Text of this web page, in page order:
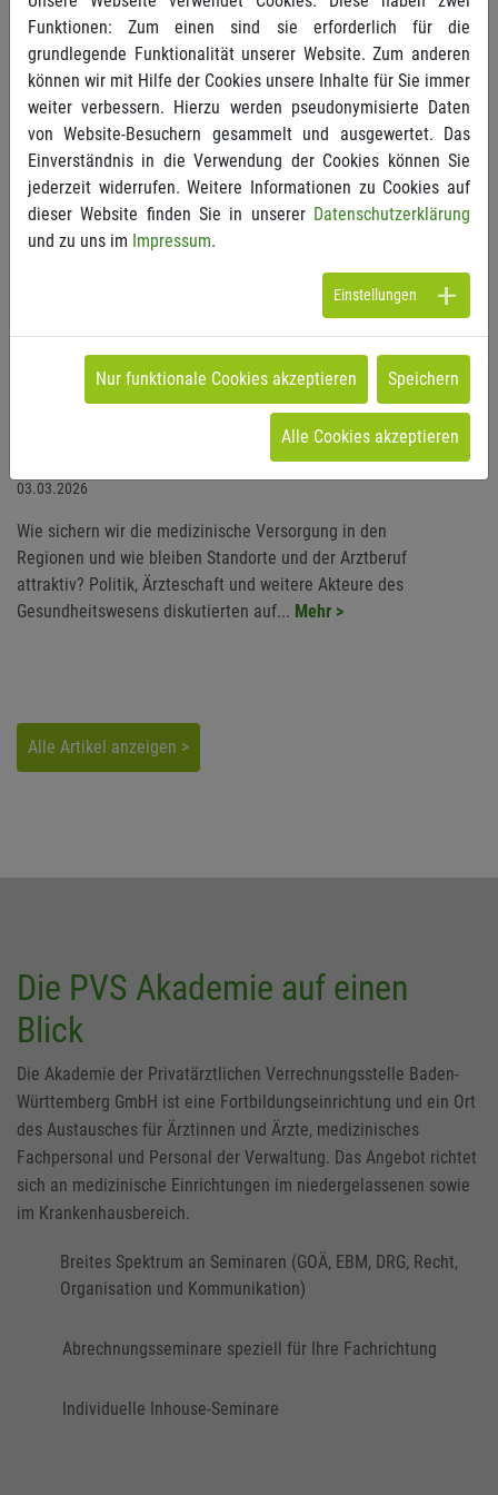
Infoveranstaltung „Die neue GOÄ: Was soll kommen?“
23.03.2026
Nach über 40 Jahren ist nun endlich eine umfassende
Reform der GOÄ greifbar. Der diesjährige 129. Deutsche
Ärztinnen- und Ärztegipfel Südwest
03.03.2026
Wie sichern wir die medizinische Versorgung in den
Regionen und wie bleiben Standorte und der Arztberuf
attraktiv? Politik, Ärzteschaft und weitere Akteure des
Gesundheitswesens diskutierten auf... Mehr >
Alle Artikel anzeigen >
Die PVS Akademie auf einen
Blick
Die Akademie der Privatärztlichen Verrechnungsstelle Baden-
Württemberg GmbH ist eine Fortbildungseinrichtung und ein Ort
des Austausches für Ärztinnen und Ärzte, medizinisches
Fachpersonal und Personal der Verwaltung. Das Angebot richtet
sich an medizinische Einrichtungen im niedergelassenen sowie
im Krankenhausbereich.
Breites Spektrum an Seminaren (GOÄ, EBM, DRG, Recht,
Organisation und Kommunikation)
Abrechnungsseminare speziell für Ihre Fachrichtung
Individuelle Inhouse-Seminare
Funktionen: Zum einen sind sie erforderlich für die
grundlegende Funktionalität unserer Website. Zum anderen
können wir mit Hilfe der Cookies unsere Inhalte für Sie immer
weiter verbessern. Hierzu werden pseudonymisierte Daten
von Website-Besuchern gesammelt und ausgewertet. Das
Einverständnis in die Verwendung der Cookies können Sie
jederzeit widerrufen. Weitere Informationen zu Cookies auf
dieser Website finden Sie in unserer Datenschutzerklärung
und zu uns im Impressum.
Einstellungen
Nur funktionale Cookies akzeptieren Speichern
Alle Cookies akzeptieren